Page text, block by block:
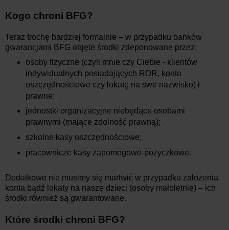
Kogo chroni BFG?
Teraz trochę bardziej formalnie – w przypadku banków
gwarancjami BFG objęte środki zdeponowane przez:
osoby fizyczne (czyli mnie czy Ciebie - klientów
indywidualnych posiadających ROR, konto
oszczędnościowe czy lokatę na swe nazwisko) i
prawne;
jednostki organizacyjne niebędące osobami
prawnymi (mające zdolność prawną);
szkolne kasy oszczędnościowe;
pracownicze kasy zapomogowo-pożyczkowe.
Dodatkowo nie musimy się martwić w przypadku założenia
konta bądź lokaty na nasze dzieci (osoby małoletnie) – ich
środki również są gwarantowane.
Które środki chroni BFG?